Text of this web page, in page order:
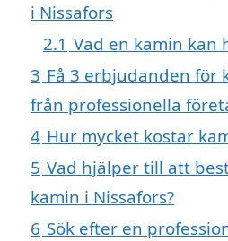
i Nissafors
2.1 Vad en kamin kan
3 Få 3 erbjudanden för
från professionella
4 Hur mycket kostar
5 Vad hjälper till att
kamin i Nissafors?
6 Sök efter en